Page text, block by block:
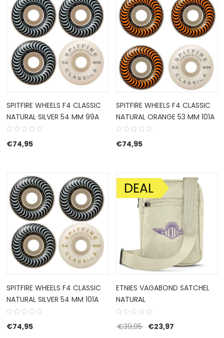
SPITFIRE WHEELS F4 CLASSIC
NATURAL SILVER 54 MM 99A
€74,95
SPITFIRE WHEELS F4 CLASSIC
NATURAL ORANGE 53 MM 101A
€74,95
SPITFIRE WHEELS F4 CLASSIC
NATURAL SILVER 54 MM 101A
€74,95
AANBIEDING!
DEAL
ETNIES VAGABOND SATCHEL
NATURAL
€39,95 Oorspronkelijke prijs
€23,97Huidige prijs